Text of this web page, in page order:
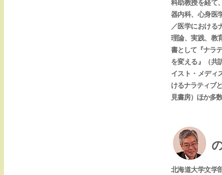
科助教授を経て
器内科、心身医
／医学における
理論、実践、教
書として『ナラ
を変える』（共
イスト・メディ
けるナラティブ
見書房）ほか多
北海道大学文学